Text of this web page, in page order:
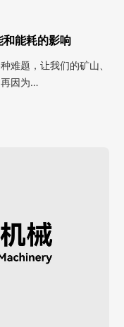
能耗的影响
难题，让我们的矿山、
再因为…